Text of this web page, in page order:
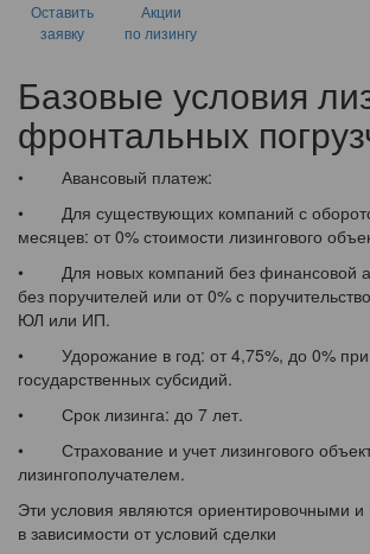
Оставить
заявку
Акции
по лизингу
Базовые условия
фронтальных
• Авансовый платеж:
• Для существующих компаний с
месяцев: от 0% стоимости лизингового
• Для новых компаний без финансовой
без поручителей или от 0% с
ЮЛ или ИП.
• Удорожание в год: от 4,75%, до 0% при
государственных субсидий.
• Срок лизинга: до 7 лет.
• Страхование и учет лизингового
лизингополучателем.
Эти условия являются ориентировочными и
в зависимости от условий сделки